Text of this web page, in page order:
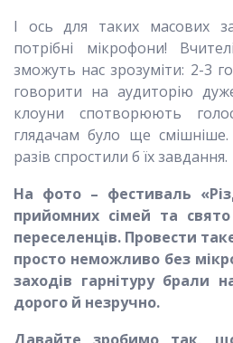
І ось для таких масових
потрібні мікрофони!
зможуть нас зрозуміти: 2-3
говорити на аудиторію
клоуни спотворюють
глядачам було ще
разів спростили б їх завдання.
На фото – фестиваль
прийомних сімей та
переселенців. Провести
просто неможливо без
заходів гарнітуру брали
дорого й незручно.